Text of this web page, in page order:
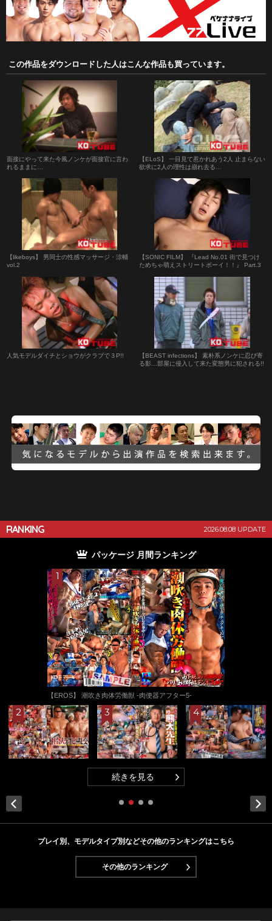
この作品をダウンロードした人はこんな作品も買っています。
面接にやって来た今風ノンケが面接官に言わ
れるままに…
【ELoS】 一目見て惹かれあう2人 止まらない
欲求に2人の理性は崩れ去る…
【likeboys】 男同士の性感マッサージ・涼輔
vol.2
【SONIC FILM】 『Lead No.01 街で見つけ
ためちゃ萌えストリートボーイ！！』 Part.3
人気モデルダイチとショウがクラブで３P!!
【BEAST infections】 素朴系ノンケに忍び寄
る影…部屋に侵入して来た変態男に犯される!!
RANKING 2026.08.08 UPDATE
パッケージ 月間ランキング
【EROS】 潮吹き肉体労働獣 -肉便器アフター5-
続きを見る
プレイ別、モデルタイプ別などその他のランキングはこちら
その他のランキング